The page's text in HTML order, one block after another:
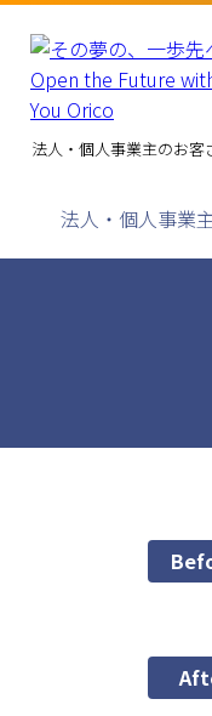
法人・個人事業主のお客
法人・個人事業